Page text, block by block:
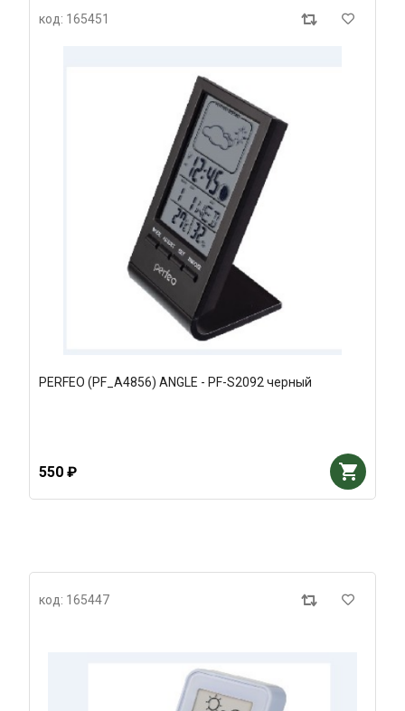
код: 165451
PERFEO (PF_A4856) ANGLE - PF-S2092 черный
550 ₽
код: 165447